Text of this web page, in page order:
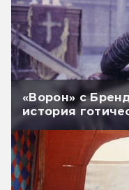
«Ворон» с
история